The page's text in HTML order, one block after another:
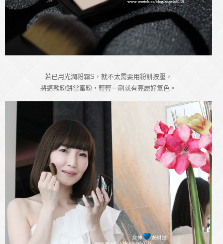
若已用光潤粉霜S，就不太需要用粉餅按壓，
將這款粉餅當蜜粉，輕輕一刷就有亮麗好氣色。